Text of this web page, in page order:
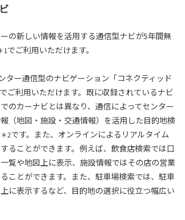
の新しい情報を活用する通信型ナビが5年間無
1でご利用いただけます。
ター通信型のナビゲーション「コネクティッド
でご利用いただけます。既に収録されているナビ
のカーナビとは異なり、通信によってセンター
（地図・施設・交通情報）を活用した目的地検
＊2です。また、オンラインによるリアルタイム
ることができます。例えば、飲食店検索では口
覧や地図上に表示、施設情報ではその店の営業
ことができます。また、駐車場検索では、駐車
に表示するなど、目的地の選択に役立つ幅広い